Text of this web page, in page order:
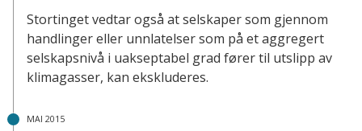
Stortinget vedtar også at selskaper som gjennom
handlinger eller unnlatelser som på et aggregert
selskapsnivå i uakseptabel grad fører til utslipp av
klimagasser, kan ekskluderes.
MAI 2015